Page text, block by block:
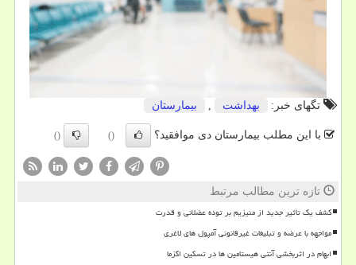
تگهای خبر: بهداشت بیمارستان
با این مطلب بیمارستان دی موافقید؟ ()
()
تازه ترین مطالب مرتبط
کشف یک تأثیر جدید از منیزیم بر توده عضلانی و قدرت
مواجهه با عرضه و تبلیغات غیرقانونی آمپول های لاغری
ابهام در اثربخشی آنتی هیستامین ها در تسکین اگزما